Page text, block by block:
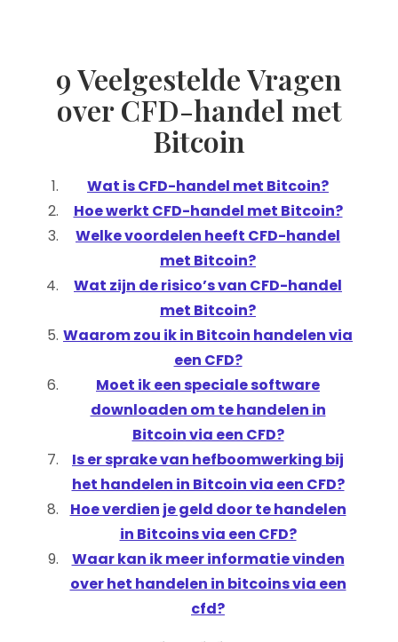
9 Veelgestelde Vragen
over CFD-handel met
Bitcoin
Wat is CFD-handel met Bitcoin?
Hoe werkt CFD-handel met Bitcoin?
Welke voordelen heeft CFD-handel
met Bitcoin?
Wat zijn de risico’s van CFD-handel
met Bitcoin?
Waarom zou ik in Bitcoin handelen via
een CFD?
Moet ik een speciale software
downloaden om te handelen in
Bitcoin via een CFD?
Is er sprake van hefboomwerking bij
het handelen in Bitcoin via een CFD?
Hoe verdien je geld door te handelen
in Bitcoins via een CFD?
Waar kan ik meer informatie vinden
over het handelen in bitcoins via een
cfd?